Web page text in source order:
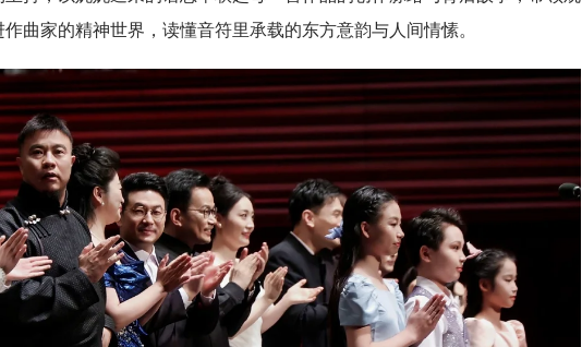
曲家的精神世界，读懂音符里承载的东方意韵与人间情愫。